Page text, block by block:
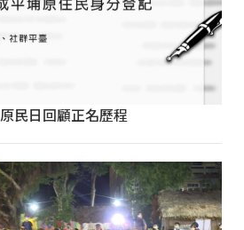
民日回顧正名歷程